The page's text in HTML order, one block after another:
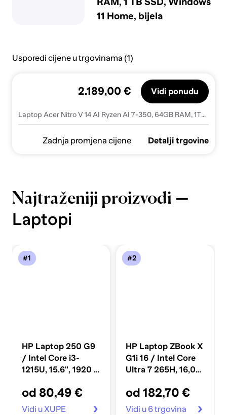
11 Home, bijela
Usporedi cijene u trgovinama (1)
Laptop Acer Nitro V 14 AI Ryzen AI 7-350, 64GB RAM, 1TB SSD, Windows 11 Home, RTX 5060
2.189,00 € Vidi ponudu
Zadnja promjena cijene Detalji trgovine
Najtraženiji proizvodi —
Laptopi
#1
HP Laptop 250 G9
/ Intel Core i3-
1215U, 15.6", 1920 x
SSD, Windows 11
Pro, crna
od 80,49 €
Vidi u XUPE
#2
HP Laptop ZBook X
G1i 16 / Intel Core
Ultra 7 265H, 16,0",
1 TB SSD PCIe,
Windows 11 Pro,
od 182,70 €
Vidi u 6 trgovina